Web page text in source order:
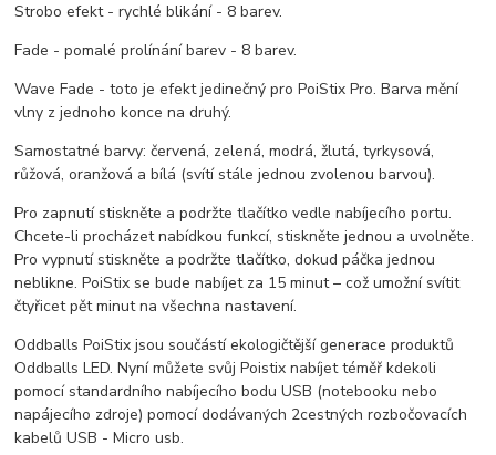
Strobo efekt - rychlé blikání - 8 barev.
Fade - pomalé prolínání barev - 8 barev.
Wave Fade - toto je efekt jedinečný pro PoiStix Pro. Barva mění
vlny z jednoho konce na druhý.
Samostatné barvy: červená, zelená, modrá, žlutá, tyrkysová,
růžová, oranžová a bílá (svítí stále jednou zvolenou barvou).
Pro zapnutí stiskněte a podržte tlačítko vedle nabíjecího portu.
Chcete-li procházet nabídkou funkcí, stiskněte jednou a uvolněte.
Pro vypnutí stiskněte a podržte tlačítko, dokud páčka jednou
neblikne. PoiStix se bude nabíjet za 15 minut – což umožní svítit
čtyřicet pět minut na všechna nastavení.
Oddballs PoiStix jsou součástí ekologičtější generace produktů
Oddballs LED. Nyní můžete svůj Poistix nabíjet téměř kdekoli
pomocí standardního nabíjecího bodu USB (notebooku nebo
napájecího zdroje) pomocí dodávaných 2cestných rozbočovacích
kabelů USB - Micro usb.